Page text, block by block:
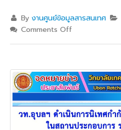
Byงานศูนย์ข้อมูลสารสนเทศ
Comments Off